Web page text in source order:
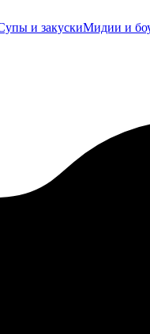
и закускиМидии и